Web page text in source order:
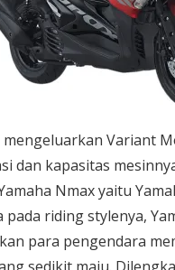
mengeluarkan Variant
dan kapasitas
Nmax yaitu
pada riding stylenya,
para pengendara